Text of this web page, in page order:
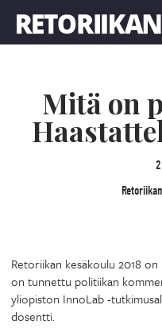
Mitä on
Retoriikan kesäkoulu 2018
on tunnettu politiikan
yliopiston InnoLab -
dosentti.